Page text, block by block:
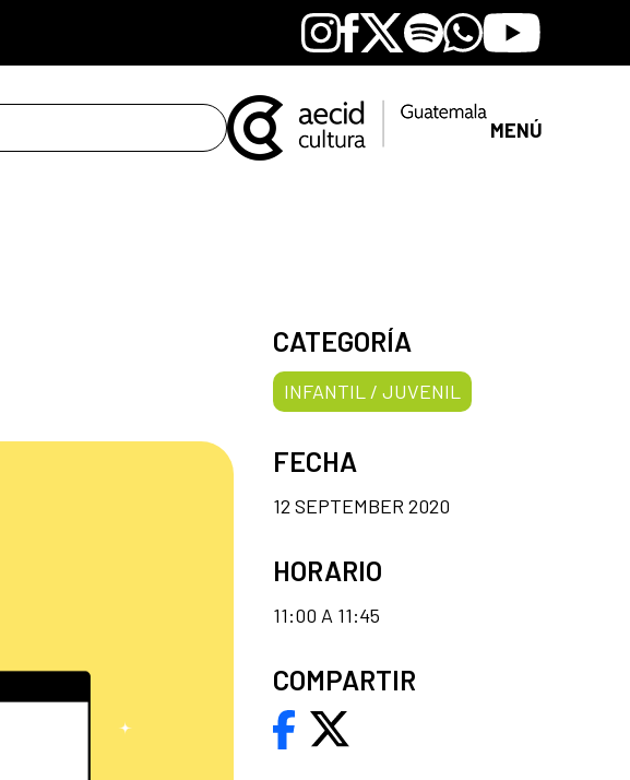
Instagram
Facebook
X SpotifyWhatsapp
Youtube
MENÚ
CATEGORÍA
INFANTIL / JUVENIL
FECHA
12 SEPTEMBER 2020
HORARIO
11:00 A 11:45
COMPARTIR